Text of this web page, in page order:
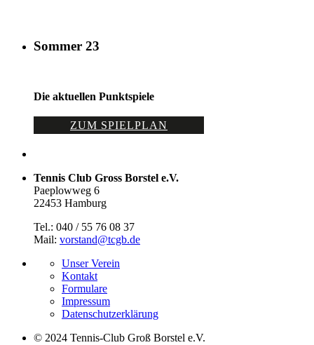
Sommer 23
Die aktuellen Punktspiele
ZUM SPIELPLAN
Tennis Club Gross Borstel e.V.
Paeplowweg 6
22453 Hamburg
Tel.: 040 / 55 76 08 37
Mail: vorstand@tcgb.de
Unser Verein
Kontakt
Formulare
Impressum
Datenschutz­erklärung
© 2024 Tennis-Club Groß Borstel e.V.